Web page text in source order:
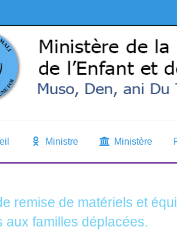
Ministre Ministère
remise de matériels et
aux familles déplacées.